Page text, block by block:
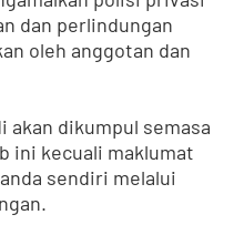
dan perlindungan
oleh anggotan dan
akan dikumpul semasa
ini kecuali maklumat
sendiri melalui